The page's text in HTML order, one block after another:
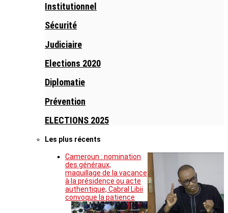
Institutionnel
Sécurité
Judiciaire
Elections 2020
Diplomatie
Prévention
ELECTIONS 2025
Les plus récents
Cameroun : nomination
des généraux,
maquillage de la vacance
à la présidence ou acte
authentique, Cabral Libii
convoque la patience